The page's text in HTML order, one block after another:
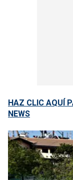
HAZ CLIC AQUÍ
NEWS